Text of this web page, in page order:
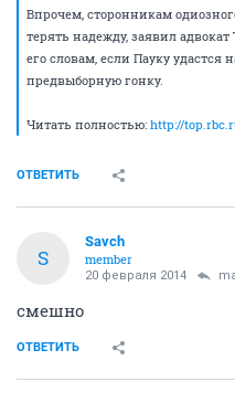
Впрочем, сторонникам
терять надежду, заявил
его словам, если Пауку
предвыборную гонку.
Читать полностью: http://
ОТВЕТИТЬ
S
Savch
member
20 февраля 2014
смешно
ОТВЕТИТЬ